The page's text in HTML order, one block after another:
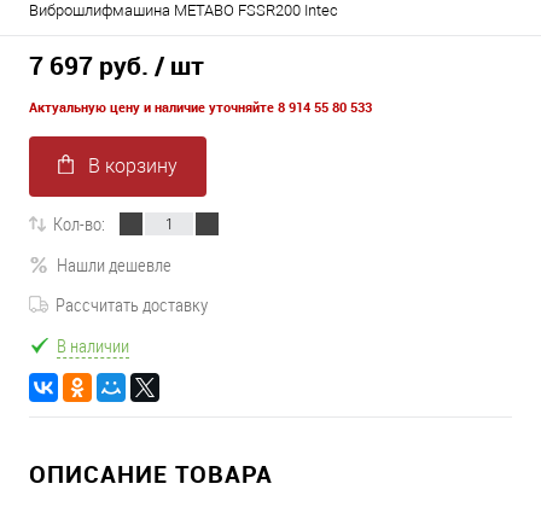
Виброшлифмашина METABO FSSR200 Intec
7 697 руб. / шт
Актуальную цену и наличие уточняйте 8 914 55 80 533
В корзину
Кол-во:
Нашли дешевле
Рассчитать доставку
В наличии
ОПИСАНИЕ ТОВАРА